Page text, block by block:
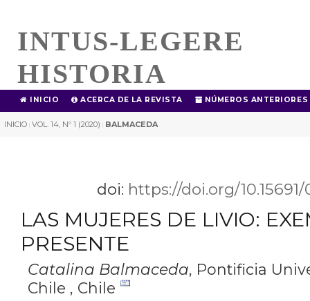
INTUS-LEGERE
HISTORIA
INICIO ACERCA DE LA REVISTA NÚMEROS ANTERIORES
INICIO | VOL. 14, Nº 1 (2020) | BALMACEDA
doi: https://doi.org/
LAS MUJERES DE LIVIO:
PRESENTE
Catalina Balmaceda, Pontificia
Chile , Chile